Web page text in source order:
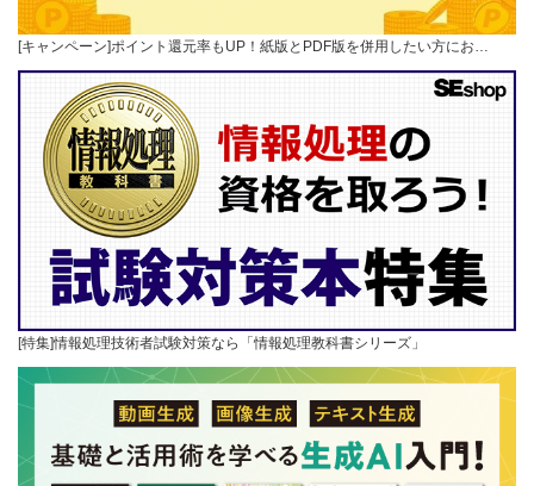
[キャンペーン]ポイント還元率もUP！紙版とPDF版を併用したい方にお…
[特集]情報処理技術者試験対策なら「情報処理教科書シリーズ」